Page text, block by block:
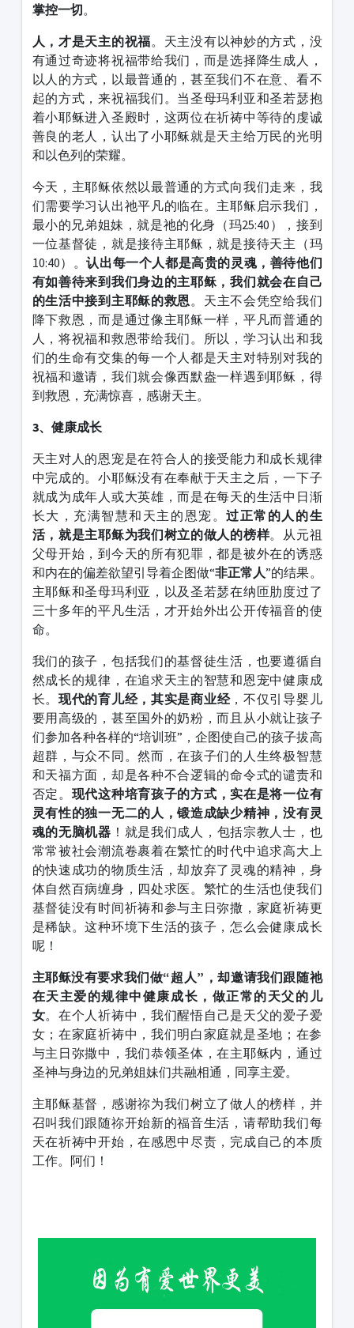
掌控一切。
人，才是天主的祝福。天主没有以神妙的方式，没
有通过奇迹将祝福带给我们，而是选择降生成人，
以人的方式，以最普通的，甚至我们不在意、看不
起的方式，来祝福我们。当圣母玛利亚和圣若瑟抱
着小耶稣进入圣殿时，这两位在祈祷中等待的虔诚
善良的老人，认出了小耶稣就是天主给万民的光明
和以色列的荣耀。
今天，主耶稣依然以最普通的方式向我们走来，我
们需要学习认出祂平凡的临在。主耶稣启示我们，
最小的兄弟姐妹，就是祂的化身（玛25:40），接到
一位基督徒，就是接待主耶稣，就是接待天主（玛
10:40）。认出每一个人都是高贵的灵魂，善待他们
有如善待来到我们身边的主耶稣，我们就会在自己
的生活中接到主耶稣的救恩 。天主不会凭空给我们
降下救恩，而是通过像主耶稣一样，平凡而普通的
人，将祝福和救恩带给我们。所以，学习认出和我
们的生命有交集的每一个人都是天主对特别对我的
祝福和邀请，我们就会像西默盎一样遇到耶稣，得
到救恩，充满惊喜，感谢天主。
3、 健康成长
天主对人的恩宠是在符合人的接受能力和成长规律
中完成的。小耶稣没有在奉献于天主之后，一下子
就成为成年人或大英雄，而是在每天的生活中日渐
长大，充满智慧和天主的恩宠。过正常的人的生
活，就是主耶稣为我们树立的做人的榜样。从元祖
父母开始，到今天的所有犯罪，都是被外在的诱惑
和内在的偏差欲望引导着企图做“非正常人”的结果。
主耶稣和圣母玛利亚，以及圣若瑟在纳匝肋度过了
三十多年的平凡生活，才开始外出公开传福音的使
命。
我们的孩子，包括我们的基督徒生活，也要遵循自
然成长的规律，在追求天主的智慧和恩宠中健康成
长。 现代的育儿经，其实是商业经，不仅引导婴儿
要用高级的，甚至国外的奶粉，而且从小就让孩子
们参加各种各样的“培训班”，企图使自己的孩子拔高
超群，与众不同。然而，在孩子们的人生终极智慧
和天福方面，却是各种不合逻辑的命令式的谴责和
否定。 现代这种培育孩子的方式，实在是将一位有
灵有性的独一无二的人，锻造成缺少精神，没有灵
魂的无脑机器 ！就是我们成人，包括宗教人士，也
常常被社会潮流卷裹着在繁忙的时代中追求高大上
的快速成功的物质生活，却放弃了灵魂的精神，身
体自然百病缠身，四处求医。繁忙的生活也使我们
基督徒没有时间祈祷和参与主日弥撒，家庭祈祷更
是稀缺。这种环境下生活的孩子，怎么会健康成长
呢！
主耶稣没有要求我们做“超人” ，却邀请我们跟随祂
在天主爱的规律中健康成长，做正常的天父的儿
女。在个人祈祷中，我们醒悟自己是天父的爱子爱
女；在家庭祈祷中，我们明白家庭就是圣地；在参
与主日弥撒中，我们恭领圣体，在主耶稣内，通过
圣神与身边的兄弟姐妹们共融相通，同享主爱。
主耶稣基督，感谢祢为我们树立了做人的榜样，并
召叫我们跟随祢开始新的福音生活，请帮助我们每
天在祈祷中开始，在感恩中尽责，完成自己的本质
工作。阿们！